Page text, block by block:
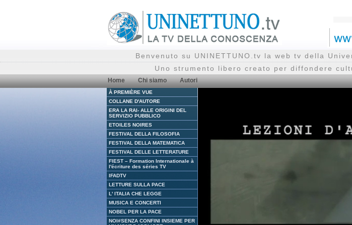
Benvenuto su UNINETTUNO.tv la web tv della
Uno strumento libero creato per diffondere
Home Chi siamo Autori
À PREMIÈRE VUE
COLLANE D'AUTORE
ERA LA RAI- ALLE ORIGINI DEL
SERVIZIO PUBBLICO
ETOILES NOIRES
FESTIVAL DELLA FILOSOFIA
FESTIVAL DELLA MATEMATICA
FESTIVAL DELLE LETTERATURE
FIEST – Formation Internationale à
l'écriture des séries TV
IFADTV
LETTURE SULLA PACE
L' ITALIA CHE LEGGE
MUSICA E CONCERTI
NOBEL PER LA PACE
NOI#SENZA CONFINI INSIEME PER